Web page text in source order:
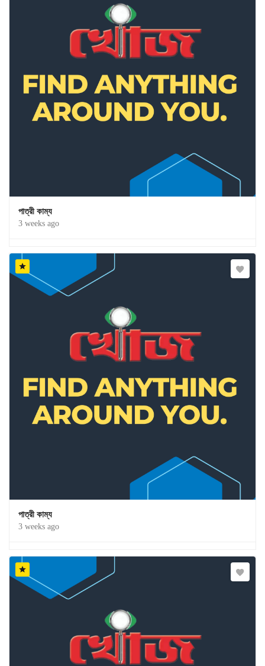
পাত্রী কাম্য
3 weeks ago
পাত্রী কাম্য
3 weeks ago